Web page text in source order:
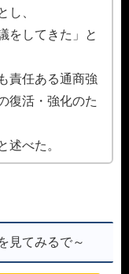
し、
をしてきた」と
責任ある通商強
復活・強化のた
述べた。
見てみるで～